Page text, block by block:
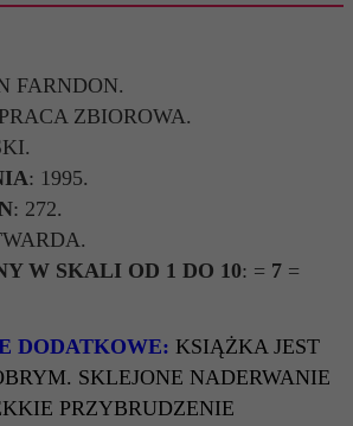
FARNDON.
ZBIOROWA.
: 1995.
: 272.
W SKALI OD 1 DO 10: = 7 =
DODATKOWE: KSIĄŻKA JEST
SKLEJONE NADERWANIE
PRZYBRUDZENIE